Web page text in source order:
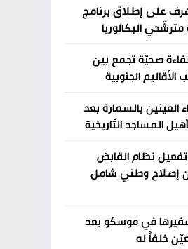
على إطلاق برنامج
البكالوريا
صحيّة تجمع بين
الجنوبية
بالسمارة بعد
المساجد التّاريخية
نظام القابض
إصلاح وطني شامل
في موسكو بعد
خلفاً له